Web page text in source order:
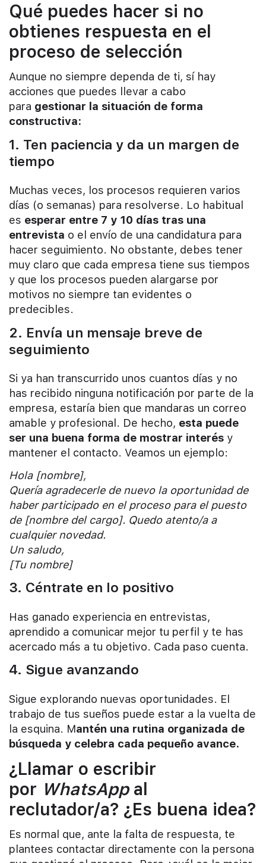
Qué puedes hacer si no
obtienes respuesta en el
proceso de selección
Aunque no siempre dependa de ti, sí hay
acciones que puedes llevar a cabo
para gestionar la situación de forma
constructiva:
1. Ten paciencia y da un margen de
tiempo
Muchas veces, los procesos requieren varios
días (o semanas) para resolverse. Lo habitual
es esperar entre 7 y 10 días tras una
entrevista o el envío de una candidatura para
hacer seguimiento. No obstante, debes tener
muy claro que cada empresa tiene sus tiempos
y que los procesos pueden alargarse por
motivos no siempre tan evidentes o
predecibles.
2. Envía un mensaje breve de
seguimiento
Si ya han transcurrido unos cuantos días y no
has recibido ninguna notificación por parte de la
empresa, estaría bien que mandaras un correo
amable y profesional. De hecho, esta puede
ser una buena forma de mostrar interés y
mantener el contacto. Veamos un ejemplo:
Hola [nombre],
Quería agradecerle de nuevo la oportunidad de
haber participado en el proceso para el puesto
de [nombre del cargo]. Quedo atento/a a
cualquier novedad.
Un saludo,
[Tu nombre]
3. Céntrate en lo positivo
Has ganado experiencia en entrevistas,
aprendido a comunicar mejor tu perfil y te has
acercado más a tu objetivo. Cada paso cuenta.
4. Sigue avanzando
Sigue explorando nuevas oportunidades. El
trabajo de tus sueños puede estar a la vuelta de
la esquina. Mantén una rutina organizada de
búsqueda y celebra cada pequeño avance.
¿Llamar o escribir
por WhatsAppal
reclutador/a? ¿Es buena idea?
Es normal que, ante la falta de respuesta, te
plantees contactar directamente con la persona